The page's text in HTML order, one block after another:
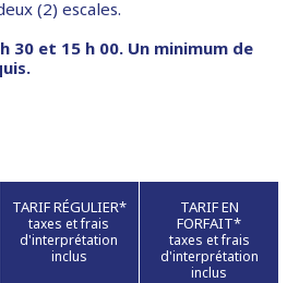
(2) escales.
30 et 15 h 00. Un minimum de
TARIF RÉGULIER*
taxes et frais
d'interprétation
inclus
TARIF EN
FORFAIT*
taxes et frais
d'interprétation
inclus